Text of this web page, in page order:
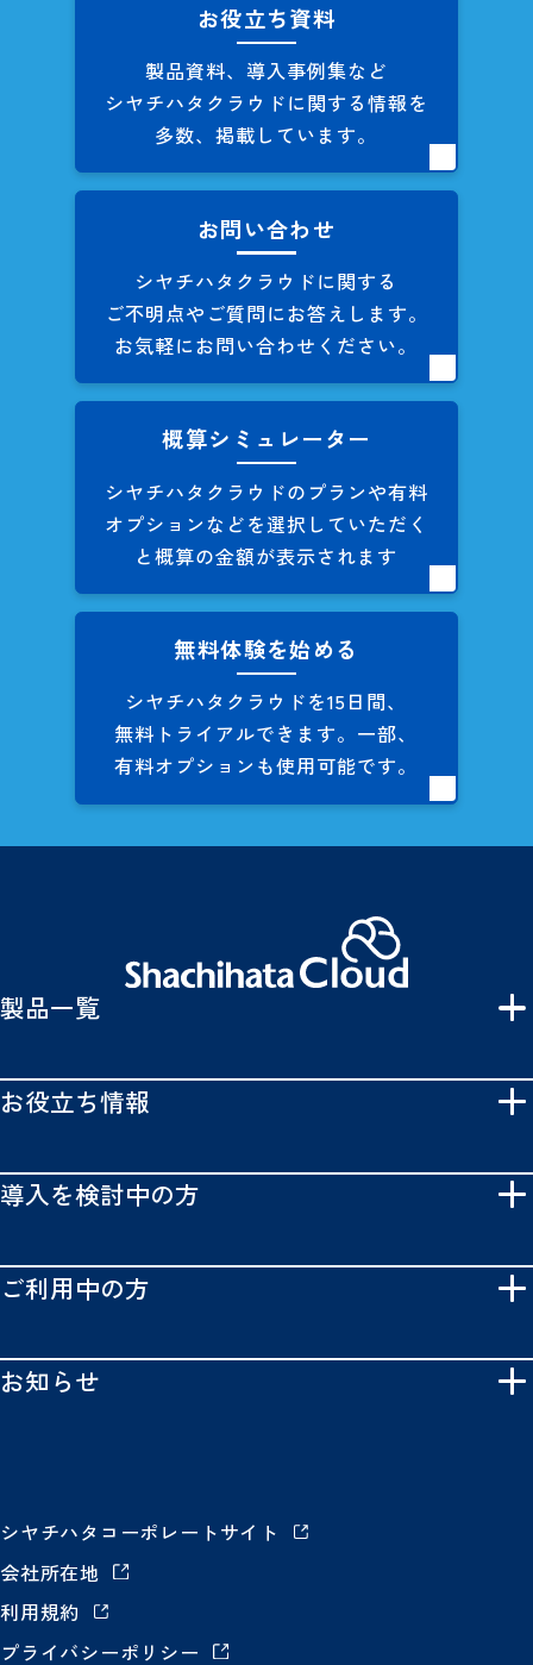
お役立ち資料
製品資料、導入事例集など
シヤチハタクラウドに関する情報を
多数、掲載しています。
お問い合わせ
シヤチハタクラウドに関する
ご不明点やご質問にお答えします。
お気軽にお問い合わせください。
概算シミュレーター
シヤチハタクラウドのプランや有料
オプションなどを選択していただく
と概算の金額が表示されます
無料体験を始める
シヤチハタクラウドを15日間、
無料トライアルできます。 一部、
有料オプションも使用可能です。
製品一覧
お役立ち情報
導入を検討中の方
ご利用中の方
お知らせ
シヤチハタコーポレートサイト
会社所在地
利用規約
プライバシーポリシー